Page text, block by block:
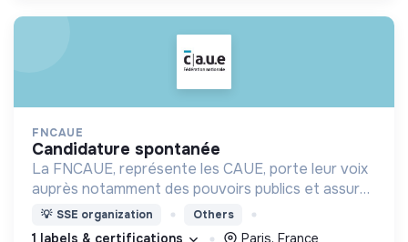
FNCAUE
candidature spontanée
La FNCAUE, représente les CAUE, porte leur voix
auprès notamment des pouvoirs publics et assure
leur promotion, favorise les échanges et la
coopération, pilote des projets à l’échelle
💡 SSE organization Others
1 labels & certifications Paris, France